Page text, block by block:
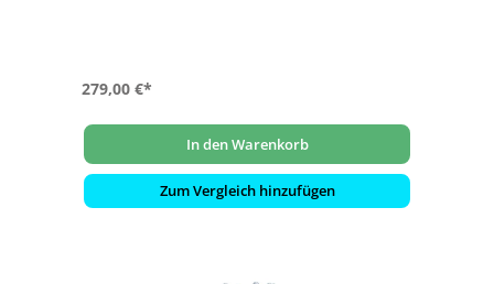
279,00 €*
In den Warenkorb
Zum Vergleich hinzufügen